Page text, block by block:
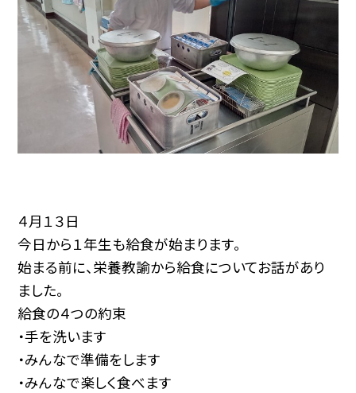
４月１３日
今日から１年生も給食が始まります。
始まる前に、栄養教諭から給食についてお話があり
ました。
給食の４つの約束
・手を洗います
・みんなで準備をします
・みんなで楽しく食べます